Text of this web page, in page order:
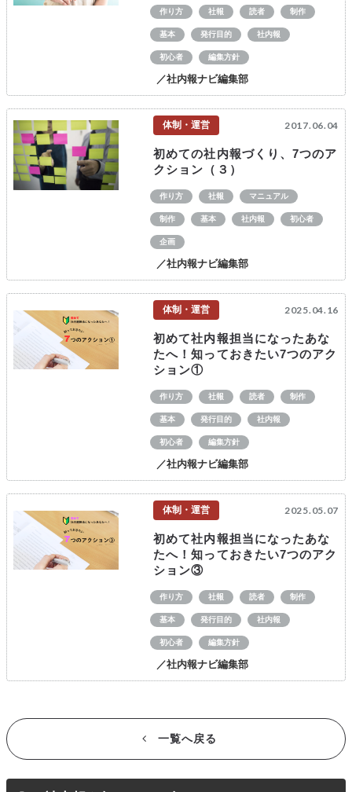
作り方 社報 読者 制作
基本 発行目的 社内報
初心者 編集方針
／社内報ナビ編集部
体制・運営 2017.06.04
初めての社内報づくり、7つのア
クション（３）
作り方 社報 マニュアル
制作 基本 社内報 初心者
企画
／社内報ナビ編集部
体制・運営 2025.04.16
初めて社内報担当になったあな
たへ！知っておきたい7つのアク
ション①
作り方 社報 読者 制作
基本 発行目的 社内報
初心者 編集方針
／社内報ナビ編集部
体制・運営 2025.05.07
初めて社内報担当になったあな
たへ！知っておきたい7つのアク
ション③
作り方 社報 読者 制作
基本 発行目的 社内報
初心者 編集方針
／社内報ナビ編集部
一覧へ戻る